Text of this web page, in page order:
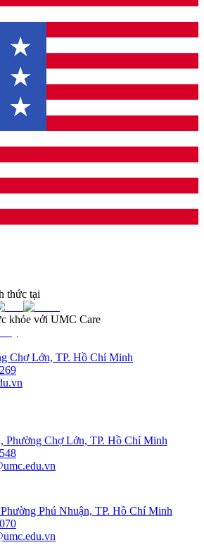
thức tại
khỏe với UMC Care
Chợ Lớn, TP. Hồ Chí Minh
Phường Chợ Lớn, TP. Hồ Chí Minh
Phú Nhuận, TP. Hồ Chí Minh